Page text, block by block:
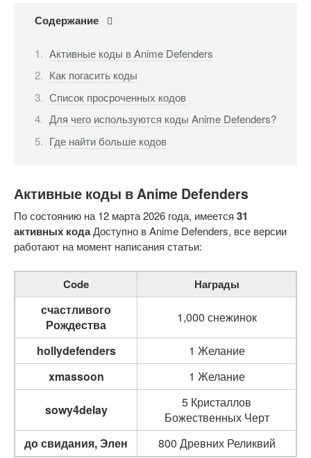
Содержание
Активные коды в Anime Defenders
Как погасить коды
Список просроченных кодов
Для чего используются коды Anime Defenders?
Где найти больше кодов
Активные коды в Anime Defenders
По состоянию на 12 марта 2026 года, имеется 31
активных кодаДоступно в Anime Defenders, все версии
работают на момент написания статьи:
Code Награды
счастливого
Рождества
1,000 снежинок
hollydefenders
1 Желание
xmassoon
1 Желание
sowy4delay
5 Кристаллов
Божественных Черт
до свидания, Элен
800 Древних Реликвий